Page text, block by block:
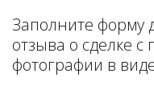
Заполните форму
отзыва о сделке
фотографии в